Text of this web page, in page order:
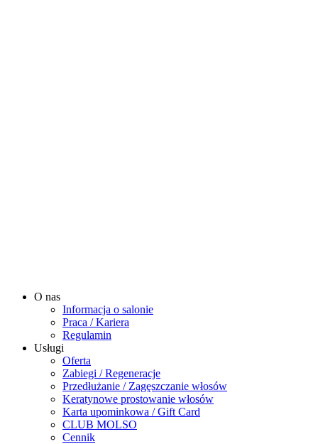
O nas
Informacja o salonie
Praca / Kariera
Regulamin
Usługi
Oferta
Zabiegi / Regeneracje
Przedłużanie / Zagęszczanie włosów
Keratynowe prostowanie włosów
Karta upominkowa / Gift Card
CLUB MOLSO
Cennik